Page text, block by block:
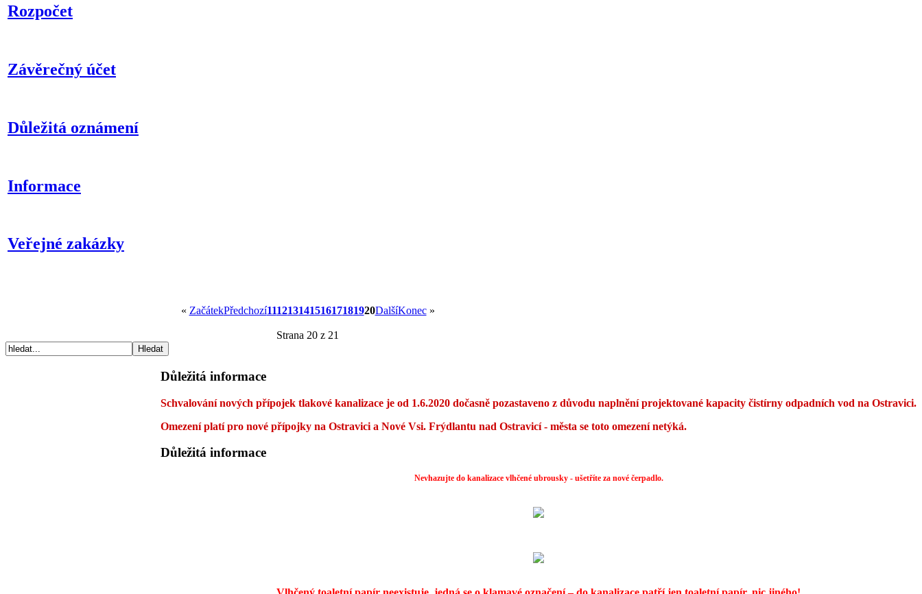
Rozpočet
Závěrečný účet
Důležitá oznámení
Informace
Veřejné zakázky
« ZačátekPředchozí11121314151617181920DalšíKonec»
Strana 20 z 21
Důležitá informace
Schvalování nových přípojek tlakové kanalizace je od 1.6.2020 dočasně pozastaveno z důvodu naplnění projektované kapacity čistírny odpadních vod na Ostravici.
Omezení platí pro nové přípojky na Ostravici a Nové Vsi. Frýdlantu nad Ostravicí - města se toto omezení netýká.
Důležitá informace
Nevhazujte do kanalizace vlhčené ubrousky - ušetříte za nové čerpadlo.